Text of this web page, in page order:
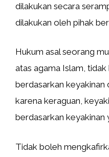
dilakukan secara
dilakukan oleh pihak
Hukum asal seorang
atas agama Islam,
berdasarkan keyakinan
karena keraguan,
berdasarkan keyakinan
Tidak boleh